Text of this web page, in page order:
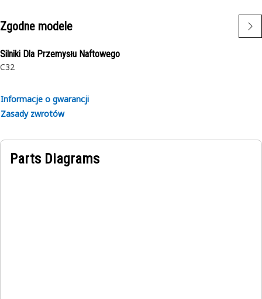
Zgodne modele
Silniki Dla Przemysłu Naftowego
C32
Informacje o gwarancji
Zasady zwrotów
Parts Diagrams